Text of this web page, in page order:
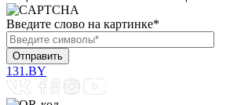
Введите слово на картинке*
131.BY